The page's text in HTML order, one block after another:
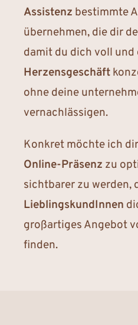
Assistenz bestimmte
übernehmen, die dir
damit du dich voll und
Herzensgeschäft
ohne deine
vernachlässigen.
Konkret möchte ich
Online-Präsenz zu
sichtbarer zu werden,
LieblingskundInnen
großartiges Angebot
finden.